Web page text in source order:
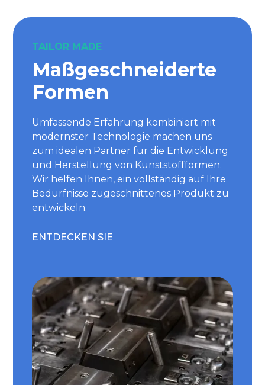
TAILOR MADE
Maßgeschneiderte
Formen
Umfassende Erfahrung kombiniert mit
modernster Technologie machen uns
zum idealen Partner für die Entwicklung
und Herstellung von Kunststoffformen.
Wir helfen Ihnen, ein vollständig auf Ihre
Bedürfnisse zugeschnittenes Produkt zu
entwickeln.
ENTDECKEN SIE